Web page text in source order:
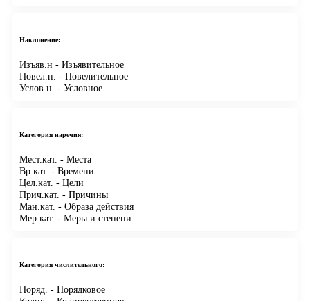
Наклонение:
Изъяв.н - Изъявительное
Повел.н. - Повелительное
Услов.н. - Условное
Категория наречия:
Мест.кат. - Места
Вр.кат. - Времени
Цел.кат. - Цели
Прич.кат. - Причины
Ман.кат. - Образа действия
Мер.кат. - Меры и степени
Категория числительного:
Поряд. - Порядковое